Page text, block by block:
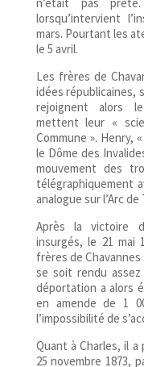
lorsqu’intervient
mars. Pourtant les
le 5 avril.
Les frères de
idées républicaines,
rejoignent alors
mettent leur «
Commune ». Henry,
le Dôme des
mouvement des
télégraphiquement
analogue sur l’Arc de
Après la victoire
insurgés, le 21 mai
frères de
se soit rendu
déportation a alors
en amende de 1
l’impossibilité de
Quant à Charles, il
25 novembre 1873,